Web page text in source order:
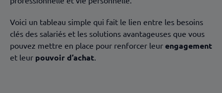
Voici un tableau simple qui fait le lien entre les besoins
clés des salariés et les solutions avantageuses que vous
pouvez mettre en place pour renforcer leur engagement
et leur pouvoir d’achat.